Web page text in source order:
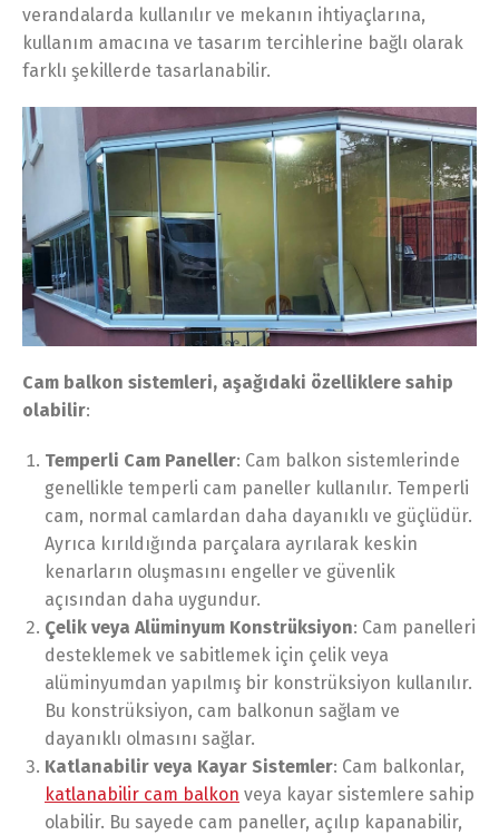
verandalarda kullanılır ve mekanın ihtiyaçlarına,
kullanım amacına ve tasarım tercihlerine bağlı olarak
farklı şekillerde tasarlanabilir.
Cam balkon sistemleri, aşağıdaki özelliklere sahip
olabilir:
Temperli Cam Paneller: Cam balkon sistemlerinde
genellikle temperli cam paneller kullanılır. Temperli
cam, normal camlardan daha dayanıklı ve güçlüdür.
Ayrıca kırıldığında parçalara ayrılarak keskin
kenarların oluşmasını engeller ve güvenlik
açısından daha uygundur.
Çelik veya Alüminyum Konstrüksiyon: Cam panelleri
desteklemek ve sabitlemek için çelik veya
alüminyumdan yapılmış bir konstrüksiyon kullanılır.
Bu konstrüksiyon, cam balkonun sağlam ve
dayanıklı olmasını sağlar.
Katlanabilir veya Kayar Sistemler: Cam balkonlar,
katlanabilir cam balkon veya kayar sistemlere sahip
olabilir. Bu sayede cam paneller, açılıp kapanabilir,